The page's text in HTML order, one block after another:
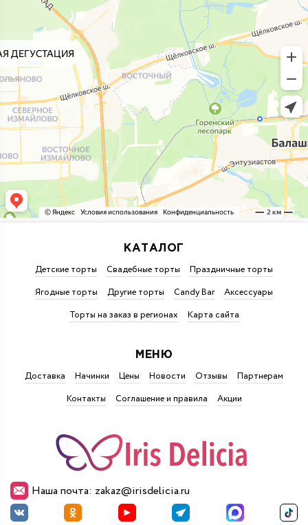
Наша почта: zakaz@irisdelicia.ru
КАТАЛОГ
Детские торты Свадебные торты
Праздничные торты
Ягодные торты
Другие торты Candy Bar
Аксессуары
Торты на заказ в регионах
Карта сайта
МЕНЮ
Доставка Начинки Цены Новости Отзывы
Партнерам
Контакты
Соглашение и правила Акции